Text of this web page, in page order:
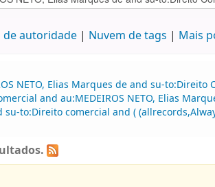
de autoridade Nuvem de tags Mais
NETO, Elias Marques de and su-to:Direito
and au:MEDEIROS NETO, Elias
to:Direito comercial and (